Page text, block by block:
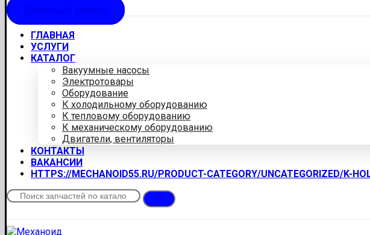
ГЛАВНАЯ
УСЛУГИ
КАТАЛОГ
Вакуумные насосы
Электротовары
Оборудование
К холодильному оборудованию
К тепловому оборудованию
К механическому оборудованию
Двигатели, вентиляторы
КОНТАКТЫ
ВАКАНСИИ
HTTPS://MECHANOID55.RU/PRODUCT-CATEGORY/UNCATEGORIZED/K-